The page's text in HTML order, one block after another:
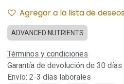
Agregar a la lista de
ADVANCED NUTRIENTS
Términos y condiciones
Garantía de devolución de 30 días
Envío: 2-3 días laborales